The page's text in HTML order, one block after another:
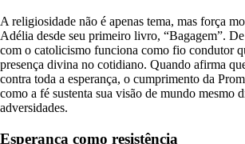
A religiosidade não é apenas tema, mas força
Adélia desde seu primeiro livro, “Bagagem”.
com o catolicismo funciona como fio condutor
presença divina no cotidiano. Quando afirma
contra toda a esperança, o cumprimento da
como a fé sustenta sua visão de mundo mesmo
adversidades.
Esperança como resistência